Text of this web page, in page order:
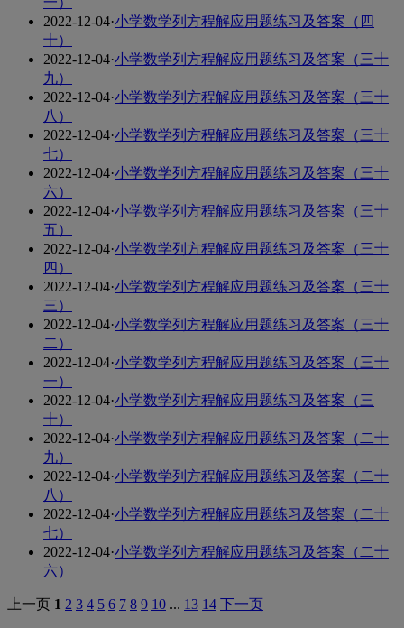
2022-12-04·小学数学列方程解应用题练习及答案（四
十）
2022-12-04·小学数学列方程解应用题练习及答案（三十
九）
2022-12-04·小学数学列方程解应用题练习及答案（三十
八）
2022-12-04·小学数学列方程解应用题练习及答案（三十
七）
2022-12-04·小学数学列方程解应用题练习及答案（三十
六）
2022-12-04·小学数学列方程解应用题练习及答案（三十
五）
2022-12-04·小学数学列方程解应用题练习及答案（三十
四）
2022-12-04·小学数学列方程解应用题练习及答案（三十
三）
2022-12-04·小学数学列方程解应用题练习及答案（三十
二）
2022-12-04·小学数学列方程解应用题练习及答案（三十
一）
2022-12-04·小学数学列方程解应用题练习及答案（三
十）
2022-12-04·小学数学列方程解应用题练习及答案（二十
九）
2022-12-04·小学数学列方程解应用题练习及答案（二十
八）
2022-12-04·小学数学列方程解应用题练习及答案（二十
七）
2022-12-04·小学数学列方程解应用题练习及答案（二十
六）
上一页 1 2 3 4 5 6 7 8 9 10 ... 13 14 下一页